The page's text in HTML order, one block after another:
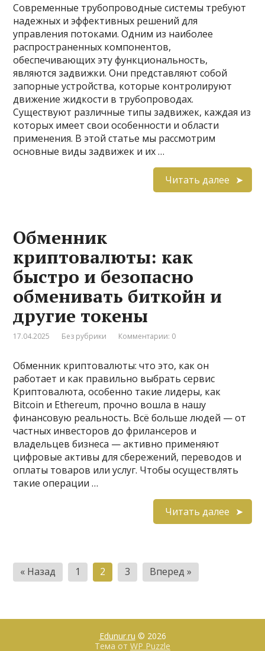
Современные трубопроводные системы требуют
надежных и эффективных решений для
управления потоками. Одним из наиболее
распространенных компонентов,
обеспечивающих эту функциональность,
являются задвижки. Они представляют собой
запорные устройства, которые контролируют
движение жидкости в трубопроводах.
Существуют различные типы задвижек, каждая из
которых имеет свои особенности и области
применения. В этой статье мы рассмотрим
основные виды задвижек и их …
Читать далее
Обменник
криптовалюты: как
быстро и безопасно
обменивать биткойн и
другие токены
17.04.2025 Без рубрики Комментарии: 0
Обменник криптовалюты: что это, как он
работает и как правильно выбрать сервис
Криптовалюта, особенно такие лидеры, как
Bitcoin и Ethereum, прочно вошла в нашу
финансовую реальность. Всё больше людей — от
частных инвесторов до фрилансеров и
владельцев бизнеса — активно применяют
цифровые активы для сбережений, переводов и
оплаты товаров или услуг. Чтобы осуществлять
такие операции …
Читать далее
Пагинация
записей
« Назад 1 2 3 Вперед »
Edunur.ru © 2026
Тема от WP Puzzle